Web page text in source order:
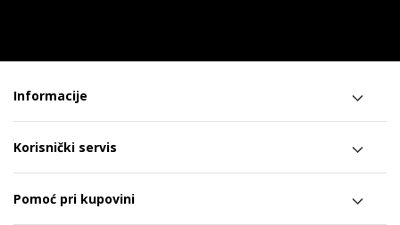
Informacije
Korisnički servis
Pomoć pri kupovini